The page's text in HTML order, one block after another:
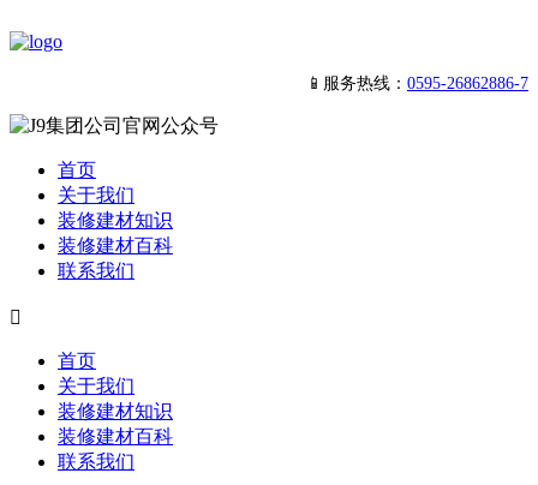
📱服务热线： 0595-26862886-7
首页
关于我们
装修建材知识
装修建材百科
联系我们

首页
关于我们
装修建材知识
装修建材百科
联系我们